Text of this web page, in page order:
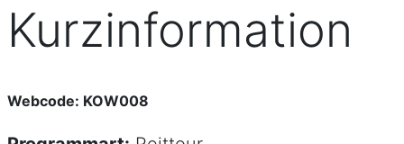
Kurzinformation
Webcode: KOW008